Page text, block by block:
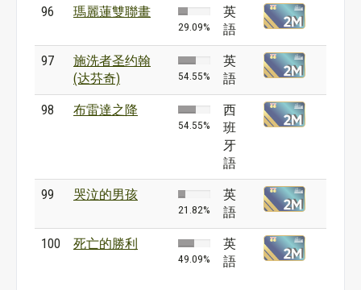
96 瑪麗蓮雙聯畫
29.09%
英
語
97
施洗者圣约翰
(达芬奇)
54.55%
英
語
98 布雷達之降
54.55%
西
班
牙
語
99 哭泣的男孩
21.82%
英
語
100 死亡的勝利
49.09%
英
語